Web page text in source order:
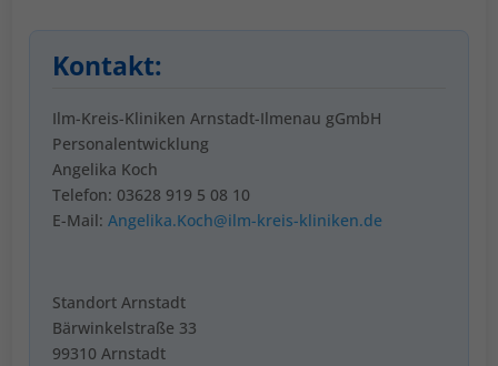
Kontakt:
Ilm-Kreis-Kliniken Arnstadt-Ilmenau gGmbH
Personalentwicklung
Angelika Koch
Telefon: 03628 919 5 08 10
E-Mail:Angelika.Koch@ilm-kreis-kliniken.de
Standort Arnstadt
Bärwinkelstraße 33
99310 Arnstadt